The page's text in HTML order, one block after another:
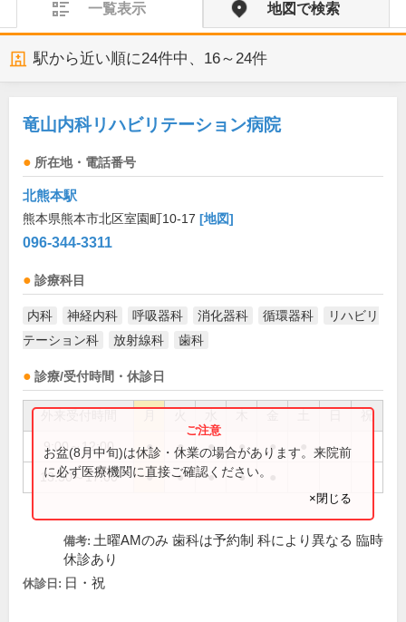
一覧表示 地図で検索
駅から近い順に24件中、 16～24件
竜山内科リハビリテーション病院
所在地・電話番号
北熊本駅
熊本県熊本市北区室園町10-17 [地図]
096-344-3311
診療科目
内科 神経内科 呼吸器科 消化器科 循環器科
リハビリ
テーション科
放射線科 歯科
診療/受付時間・休診日
祝
9:00～12:00 ● ● ● ● ●
13:30～17:00 ● ● ● ●
お盆(8月中旬)は休診・休業の場合があります。来院前
に必ず医療機関に直接ご確認ください。
×閉じる
備考: 土曜AMのみ 歯科は予約制 科により異なる 臨時
休診あり
休診日: 日・祝